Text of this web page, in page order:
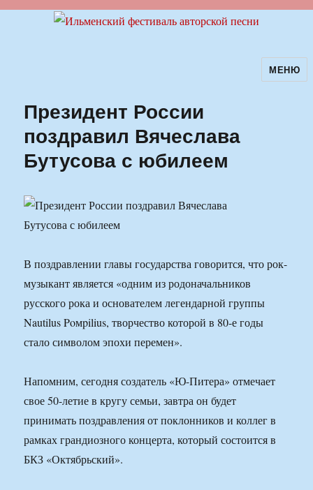
Ильменский фестиваль авторскойМЕНЮ
Президент России
поздравил Вячеслава
Бутусова с юбилеем
В поздравлении главы государства говорится, что рок-
музыкант является «одним из родоначальников
русского рока и основателем легендарной группы
Nautilus Poмpilius, творчество которой в 80-е годы
стало символом эпохи перемен».
Напомним, сегодня создатель «Ю-Питера» отмечает
свое 50-летие в кругу семьи, завтра он будет
принимать поздравления от поклонников и коллег в
рамках грандиозного концерта, который состоится в
БКЗ «Октябрьский».